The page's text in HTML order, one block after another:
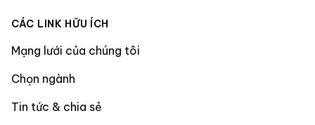
CÁC LINK HỮU ÍCH
Mạng lưới của chúng tôi
Chọn ngành
Tin tức & chia sẻ